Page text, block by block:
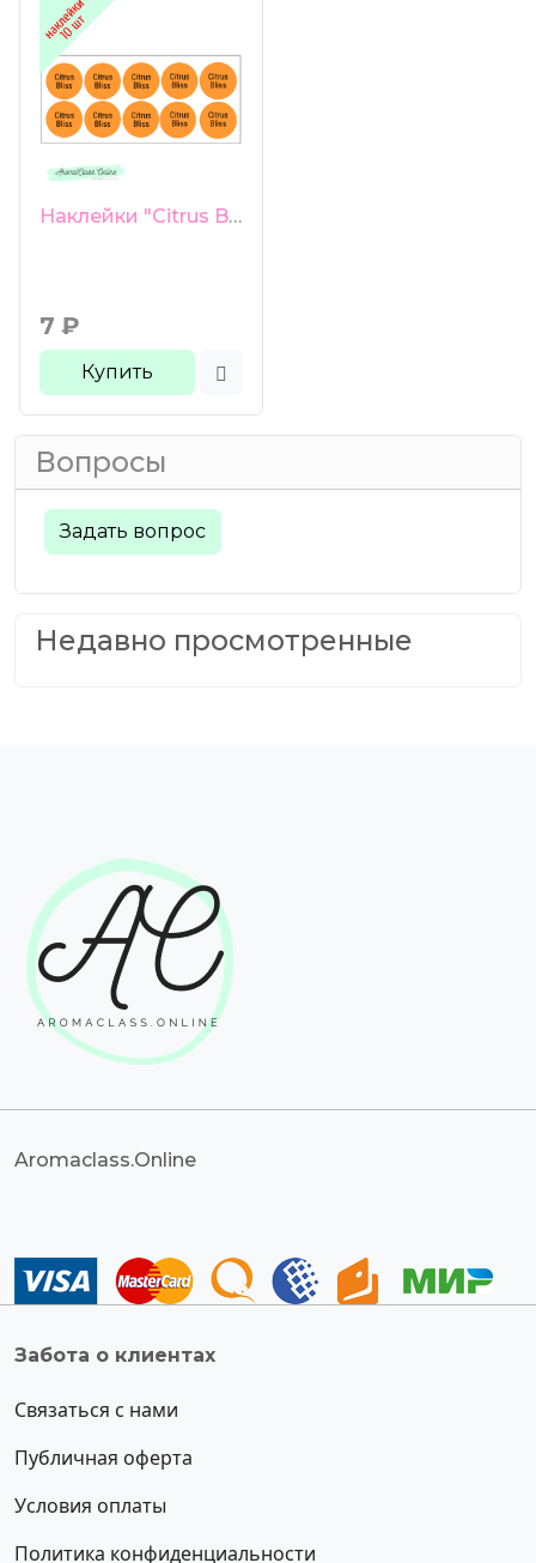
Наклейки "Citrus Bliss" 10 шт цитрус блисс
7 ₽
Купить
Вопросы
Задать вопрос
Недавно просмотренные
Aromaclass.Online
Забота о клиентах
Связаться с нами
Публичная оферта
Условия оплаты
Политика конфиденциальности